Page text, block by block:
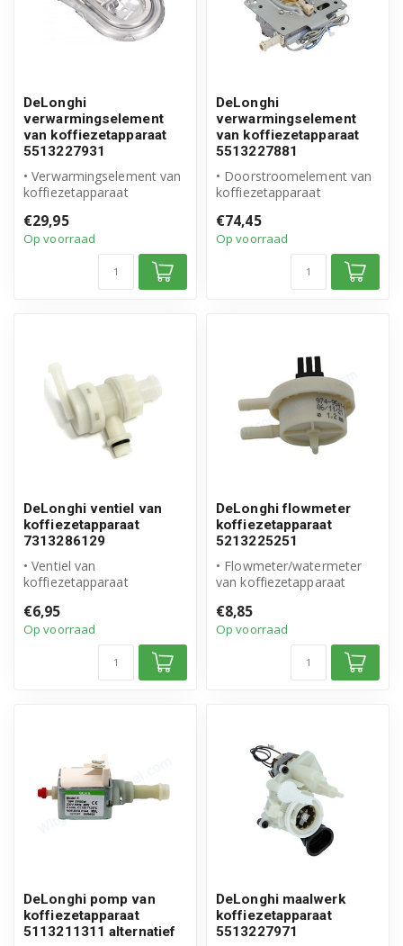
DeLonghi
verwarmingselement
van koffiezetapparaat
5513227931
• Verwarmingselement van
koffiezetapparaat
product
• Arti...
€29,95
Op voorraad
DeLonghi
verwarmingselement
van koffiezetapparaat
5513227881
• Doorstroomelement van
koffiezetapparaat
product
• Artik...
€74,45
Op voorraad
DeLonghi ventiel van
koffiezetapparaat
7313286129
• Ventiel van
koffiezetapparaat
product
• Artikelnummer: ...
€6,95
Op voorraad
DeLonghi flowmeter
koffiezetapparaat
5213225251
• Flowmeter/watermeter
van koffiezetapparaat
product
• Di...
€8,85
Op voorraad
DeLonghi pomp van
koffiezetapparaat
5113211311 alternatief
DeLonghi maalwerk
koffiezetapparaat
5513227971